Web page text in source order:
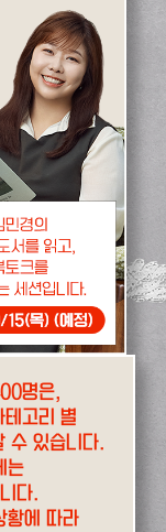
명은,
고리 별
수 있습니다.
는
다.
황에 따라